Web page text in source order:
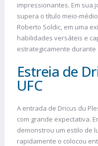
impressionantes. Em sua
supera o título meio-
Roberto Soldic, em uma
habilidades versáteis e
estrategicamente durante
Estreia de
UFC
A entrada de Dricus du
com grande expectativa.
demonstrou um estilo de
rapidamente o colocou